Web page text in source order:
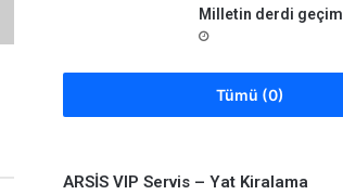
Milletin derdi geçim
Tümü (0)
ARSİS VIP Servis – Yat Kiralama